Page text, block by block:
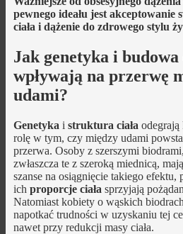
pewnego ideału jest akceptowanie
ciała i dążenie do zdrowego stylu
Jak genetyka i budowa
wpływają na przerwę
udami?
Genetyka i struktura ciała
rolę w tym, czy między udami
przerwa. Osoby z szerszymi biodrami,
zwłaszcza te z szeroką miednicą,
szanse na osiągnięcie takiego efektu,
ich proporcje ciała sprzyjają
Natomiast kobiety o wąskich
napotkać trudności w uzyskaniu tej
nawet przy redukcji masy ciała.